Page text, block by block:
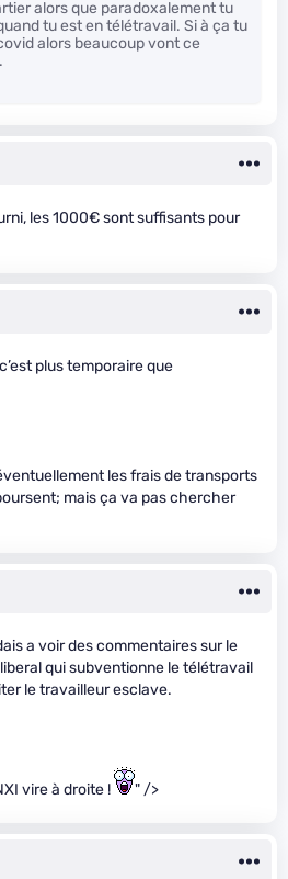
alors que paradoxalement tu
tu est en télétravail. Si à ça tu
alors beaucoup vont ce
les 1000€ sont suffisants pour
plus temporaire que
les frais de transports
mais ça va pas chercher
a voir des commentaires sur le
qui subventionne le télétravail
le travailleur esclave.
vire à droite ! " />